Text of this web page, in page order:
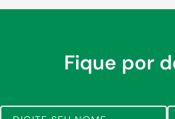
Fique por